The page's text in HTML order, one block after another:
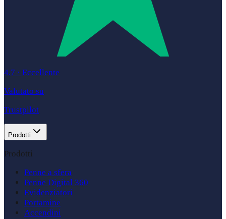
4.7 · Eccellente
Valutato su
Trustpilot
Prodotti
Prodotti
Penne a sfera
Penne Digital 360
Evidenziatori
Portamine
Accendini